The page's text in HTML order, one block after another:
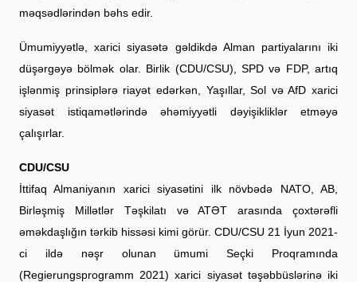
məqsədlərindən bəhs edir.
Ümumiyyətlə, xarici siyasətə gəldikdə Alman partiyalarını iki
düşərgəyə bölmək olar. Birlik (CDU/CSU), SPD və FDP, artıq
işlənmiş prinsiplərə riayət edərkən, Yaşıllar, Sol və AfD xarici
siyasət istiqamətlərində əhəmiyyətli dəyişikliklər etməyə
çalışırlar.
CDU/CSU
İttifaq Almaniyanın xarici siyasətini ilk növbədə NATO, AB,
Birləşmiş Millətlər Təşkilatı və ATƏT arasında çoxtərəfli
əməkdaşlığın tərkib hissəsi kimi görür. CDU/CSU 21 İyun 2021-
ci ildə nəşr olunan ümumi Seçki Proqramında
(Regierungsprogramm 2021) xarici siyasət təşəbbüslərinə iki